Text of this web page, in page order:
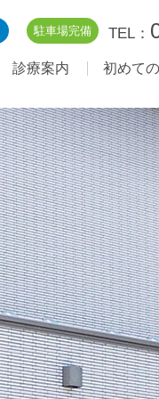
駐車場完備 TEL：
診療案内 初めて